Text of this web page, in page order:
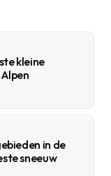
kleine
in de
sneeuw